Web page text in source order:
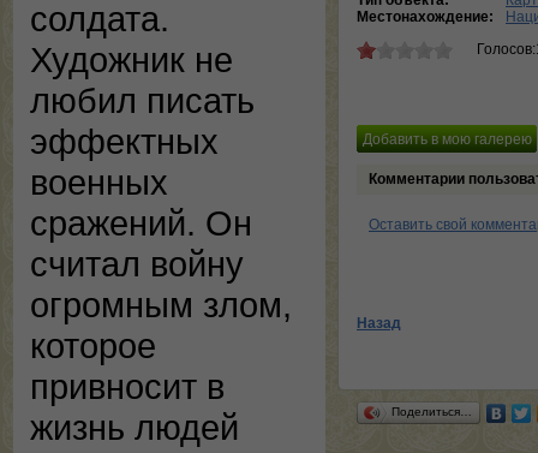
солдата.
Художник не
любил писать
эффектных
военных
сражений. Он
считал войну
огромным злом,
которое
привносит в
жизнь людей
Местонахождение:
Комментарии
Оставить свой
Назад
Поделиться…